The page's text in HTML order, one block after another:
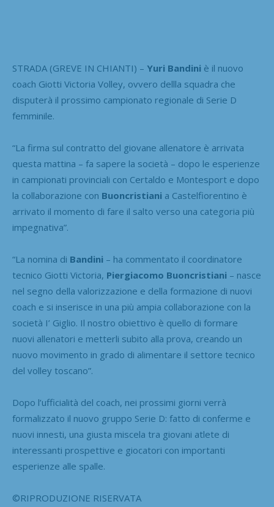
STRADA (GREVE IN CHIANTI) – Yuri Bandini è il nuovo
coach Giotti Victoria Volley, ovvero dellla squadra che
disputerà il prossimo campionato regionale di Serie D
femminile.
“La firma sul contratto del giovane allenatore è arrivata
questa mattina – fa sapere la società – dopo le esperienze
in campionati provinciali con Certaldo e Montesport e dopo
la collaborazione con Buoncristiani a Castelfiorentino è
arrivato il momento di fare il salto verso una categoria più
impegnativa”.
“La nomina di Bandini – ha commentato il coordinatore
tecnico Giotti Victoria, Piergiacomo Buoncristiani – nasce
nel segno della valorizzazione e della formazione di nuovi
coach e si inserisce in una più ampia collaborazione con la
società I’ Giglio. Il nostro obiettivo è quello di formare
nuovi allenatori e metterli subito alla prova, creando un
nuovo movimento in grado di alimentare il settore tecnico
del volley toscano”.
Dopo l’ufficialità del coach, nei prossimi giorni verrà
formalizzato il nuovo gruppo Serie D: fatto di conferme e
nuovi innesti, una giusta miscela tra giovani atlete di
interessanti prospettive e giocatori con importanti
esperienze alle spalle.
©RIPRODUZIONE RISERVATA